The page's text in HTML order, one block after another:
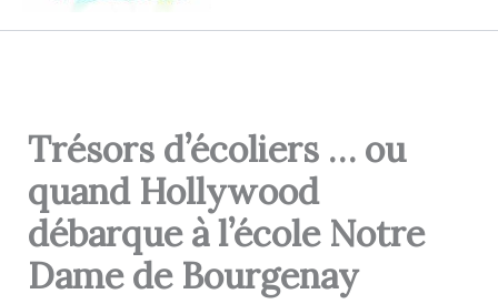
Trésors d’écoliers … ou
quand Hollywood
débarque à l’école Notre
Dame de Bourgenay